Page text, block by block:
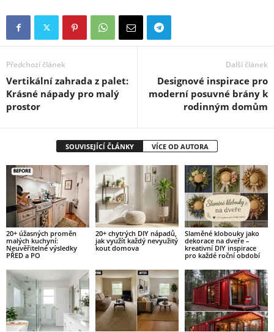
Předchozí článek
Vertikální zahrada z palet:
Krásné nápady pro malý
prostor
Další článek
Designové inspirace pro
moderní posuvné brány k
rodinným domům
SOUVISEJÍCÍ ČLÁNKY VÍCE OD AUTORA
20+ úžasných proměn
malých kuchyní:
Neuvěřitelné výsledky
PŘED a PO
20+ chytrých DIY nápadů,
jak využít každý nevyužitý
kout domova
Slaměné klobouky jako
dekorace na dveře –
kreativní DIY inspirace
pro každé roční období